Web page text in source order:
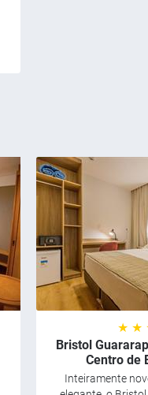
★ ★
Bristol
Centro de
Inteiramente